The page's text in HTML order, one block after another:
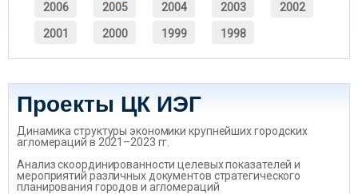
2006 2005 2004 2003 2002
2001 2000 1999 1998
Проекты ЦК ИЭГ
Динамика структуры экономики крупнейших городских
агломераций в 2021–2023 гг.
Анализ скоординированности целевых показателей и
мероприятий различных документов стратегического
планирования городов и агломераций